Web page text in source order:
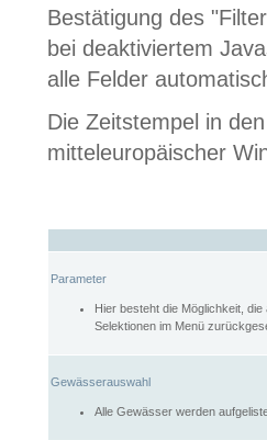
Bestätigung des
bei deaktiviertem
alle Felder
Die Zeitstempel in
mitteleuropäischer
Parameter
Hier besteht die Möglichkeit,
Selektionen im Menü
Gewässerauswahl
Alle Gewässer werden